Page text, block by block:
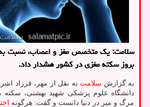
سلامت: یک متخصص مغز و اعصاب، نسبت
بروز سکته مغزی در کشور هشدار داد.
به گزارش سلامت به نقل از مهر، فرزاد
دانشگاه علوم پزشکی شهید بهشتی،
مرگ و میر در دنیا دانست و گفت: هرگونه